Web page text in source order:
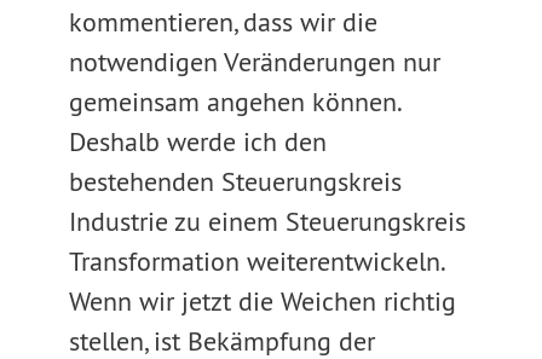
kommentieren, dass wir die
notwendigen Veränderungen nur
gemeinsam angehen können.
Deshalb werde ich den
bestehenden Steuerungskreis
Industrie zu einem Steuerungskreis
Transformation weiterentwickeln.
Wenn wir jetzt die Weichen richtig
stellen, ist Bekämpfung der